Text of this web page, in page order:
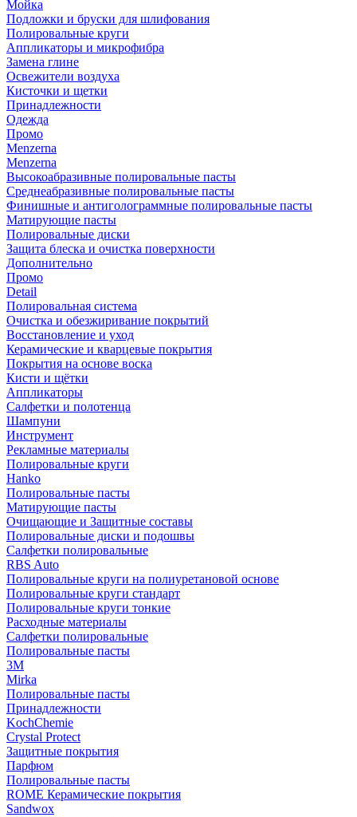
Мойка
Подложки и бруски для шлифования
Полировальные круги
Аппликаторы и микрофибра
Замена глине
Освежители воздуха
Кисточки и щетки
Принадлежности
Одежда
Промо
Menzerna
Menzerna
Высокоабразивные полировальные пасты
Среднеабразивные полировальные пасты
Финишные и антиголограммные полировальные пасты
Матирующие пасты
Полировальные диски
Защита блеска и очистка поверхности
Дополнительно
Промо
Detail
Полировальная система
Очистка и обезжиривание покрытий
Восстановление и уход
Керамические и кварцевые покрытия
Покрытия на основе воска
Кисти и щётки
Аппликаторы
Салфетки и полотенца
Шампуни
Инструмент
Рекламные материалы
Полировальные круги
Hanko
Полировальные пасты
Матирующие пасты
Очищающие и Защитные составы
Полировальные диски и подошвы
Салфетки полировальные
RBS Auto
Полировальные круги на полиуретановой основе
Полировальные круги стандарт
Полировальные круги тонкие
Расходные материалы
Салфетки полировальные
Полировальные пасты
3М
Mirka
Полировальные пасты
Принадлежности
KochChemie
Crystal Protect
Защитные покрытия
Парфюм
Полировальные пасты
ROME Керамические покрытия
Sandwox